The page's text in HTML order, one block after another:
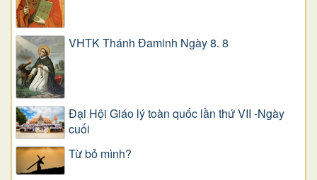
VHTK Thánh Đaminh Ngày 8. 8
Đại Hội Giáo lý toàn quốc lần thứ VII -Ngày
cuối
Từ bỏ mình?